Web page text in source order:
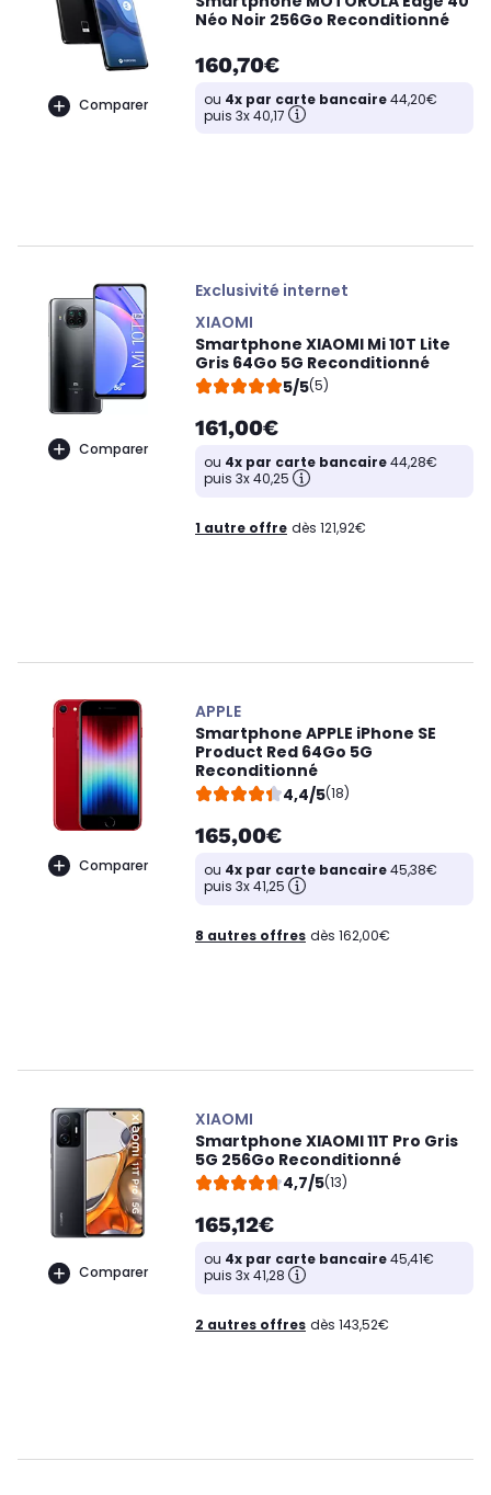
Comparer
Néo Noir 256Go Reconditionné
160,70€
ou 4x par carte bancaire44,20€
puis 3x 40,17
Comparer
Exclusivité internet
XIAOMI
Smartphone XIAOMI Mi 10T Lite
Gris 64Go 5G Reconditionné
5/5(5)
161,00€
ou 4x par carte bancaire44,28€
puis 3x 40,25
1 autre offre dès 121,92€
Comparer
APPLE
Smartphone APPLE iPhone SE
Product Red 64Go 5G
Reconditionné
4,4/5(18)
165,00€
ou 4x par carte bancaire45,38€
puis 3x 41,25
8 autres offres dès 162,00€
Comparer
XIAOMI
Smartphone XIAOMI 11T Pro Gris
5G 256Go Reconditionné
4,7/5(13)
165,12€
ou 4x par carte bancaire45,41€
puis 3x 41,28
2 autres offres dès 143,52€